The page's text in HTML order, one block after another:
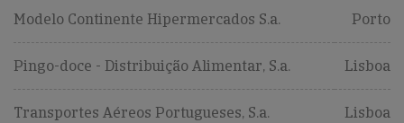
Modelo Continente Hipermercados S.a. Porto
Pingo-doce - Distribuição Alimentar, S.a. Lisboa
Transportes Aéreos Portugueses, S.a. Lisboa